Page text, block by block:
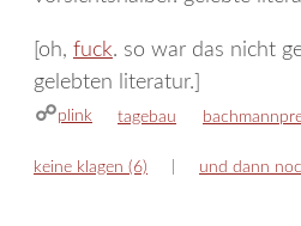
[oh, fuck. so war das nicht
gelebten literatur.]
plink kategorien
tagebau schlagwörter
keine klagen (6) und dann